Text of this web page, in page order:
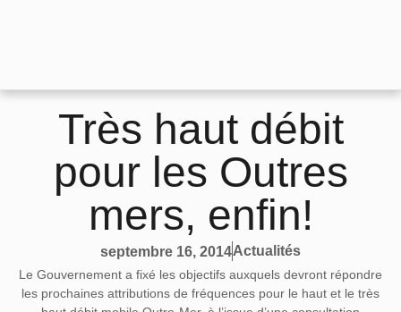
Très haut débit
pour les Outres
mers, enfin!
septembre 16, 2014Actualités
Le Gouvernement a fixé les objectifs auxquels devront répondre
les prochaines attributions de fréquences pour le haut et le très